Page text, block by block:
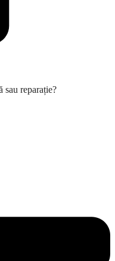
sau reparație?